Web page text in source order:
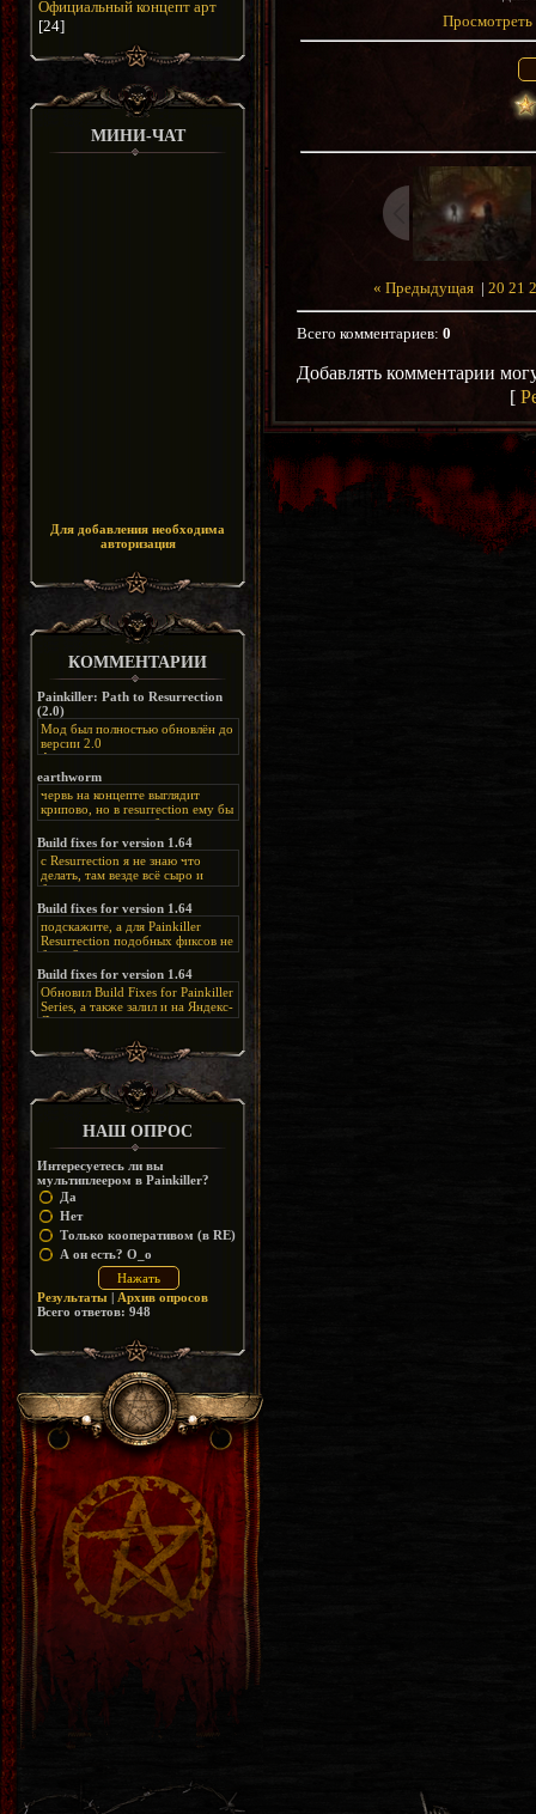
Официальный концепт арт
[24]
МИНИ-ЧАТ
Для добавления необходима
авторизация
КОММЕНТАРИИ
Painkiller: Path to Resurrection
(2.0)
Мод был полностью обновлён до
версии 2.0
Альтернативная
ссылка:
FzzDkRlC8Q
earthworm
червь на концепте выглядит
крипово, но в resurrection ему бы
нашлось место, особенно в
каких-нибудь подземных
катакомбах. жаль, что половину
задумок там вырезали, зато и
рпгшности меньше. build fixes
спасибо что перезалили на
яндекс. а вот в комментах на
сайте у меня пару раз вылезала
левая вставка
https://uzbekmelbet.com/ru/
дико отвлекает от обсуждения
скринов.
Build fixes for version 1.64
с Resurrection я не знаю что
делать, там везде всё сыро и
баговано, от чего и заниматься
этим не хочется, тут либо играть
как есть или искать патчи для
этого дополнения на moddb,
либо же на крайняк играть мод
Resurrection, но настолько что не
особо уже и узнаётся
Build fixes for version 1.64
подскажите, а для Painkiller
Resurrection подобных фиксов не
будет?
Build fixes for version 1.64
Обновил Build Fixes for Painkiller
Series, а также залил и на Яндекс-
Диск
https://disk.yandex.ru/d/_zvZekuO5FTd3Q
НАШ ОПРОС
Интересуетесь ли вы
мультиплеером в Painkiller?
Да
Нет
Только кооперативом (в RE)
А он есть? O_o
Результаты | Архив опросов
Всего ответов: 948
Просмотреть
« Предыдущая | 20 21
Всего комментариев: 0
Добавлять комментарии
[